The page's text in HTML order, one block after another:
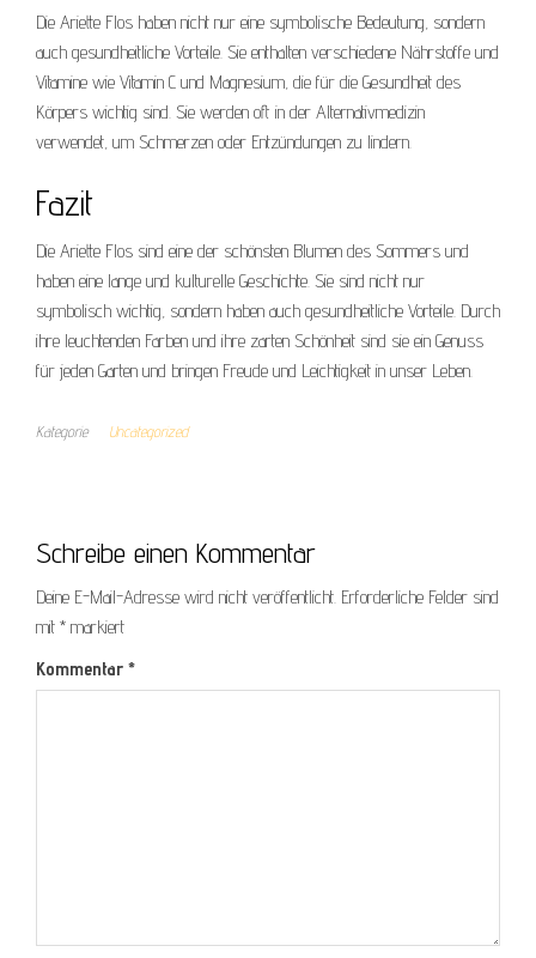
Die Ariette Flos haben nicht nur eine symbolische Bedeutung, sondern
auch gesundheitliche Vorteile. Sie enthalten verschiedene Nährstoffe und
Vitamine wie Vitamin C und Magnesium, die für die Gesundheit des
Körpers wichtig sind. Sie werden oft in der Alternativmedizin
verwendet, um Schmerzen oder Entzündungen zu lindern.
Fazit
Die Ariette Flos sind eine der schönsten Blumen des Sommers und
haben eine lange und kulturelle Geschichte. Sie sind nicht nur
symbolisch wichtig, sondern haben auch gesundheitliche Vorteile. Durch
ihre leuchtenden Farben und ihre zarten Schönheit sind sie ein Genuss
für jeden Garten und bringen Freude und Leichtigkeit in unser Leben.
Kategorie Uncategorized
Schreibe einen Kommentar
Deine E-Mail-Adresse wird nicht veröffentlicht. Erforderliche Felder sind
mit * markiert
Kommentar *